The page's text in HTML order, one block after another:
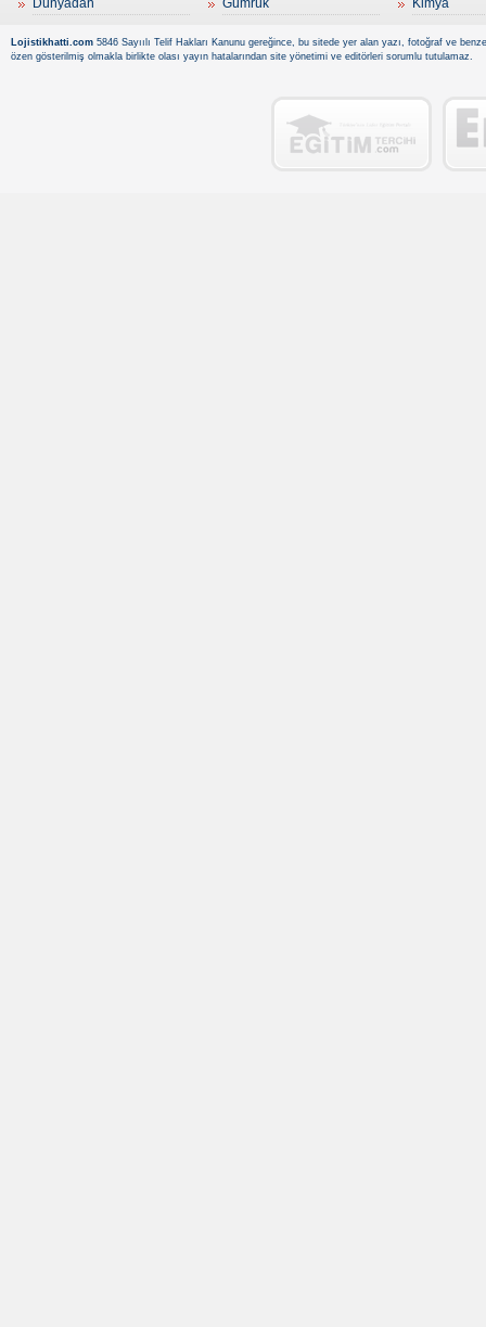
Dünyadan Gümrük Kimya
Lojistikhatti.com 5846 Sayıılı Telif Hakları Kanunu gereğince, bu sitede yer alan yazı, fotoğraf ve
özen gösterilmiş olmakla birlikte olası yayın hatalarından site yönetimi ve editörleri sorumlu tutulamaz.